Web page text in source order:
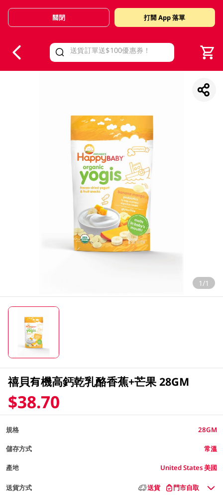
Valid Until 30 June 2026
關閉 打開 App 落單
1/1
禧貝有機高鈣乾乳酪香蕉+芒果 28GM
$38.70
規格 28GM
儲存方式 常溫
產地 United States 美國
送貨方式 送貨 門市自取